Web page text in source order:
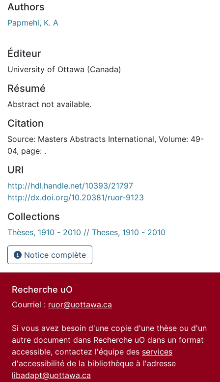
Authors
Papmehl, K. A
Éditeur
University of Ottawa (Canada)
Résumé
Abstract not available.
Citation
Source: Masters Abstracts International, Volume: 49-
04, page: .
URI
http://hdl.handle.net/10393/21797
http://dx.doi.org/10.20381/ruor-9123
Collections
Thèses, 1910 - 2010 // Theses, 1910 - 2010
Notice complète
Recherche uO
Courriel : ruor@uottawa.ca
Si vous avez besoin d'une copie d'une thèse ou d'un
autre document dans Recherche uO dans un format
accessible, contactez l'équipe des services
d'accessibilité de la bibliothèque à l'adresse
libadapt@uottawa.ca